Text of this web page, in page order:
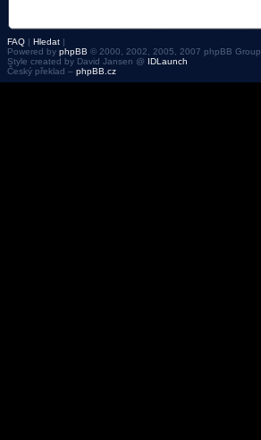
FAQ | Hledat |
Powered by phpBB © 2000, 2002, 2005, 2007 phpBB Group
Style created by David Jansen @ IDLaunch
Český překlad – phpBB.cz